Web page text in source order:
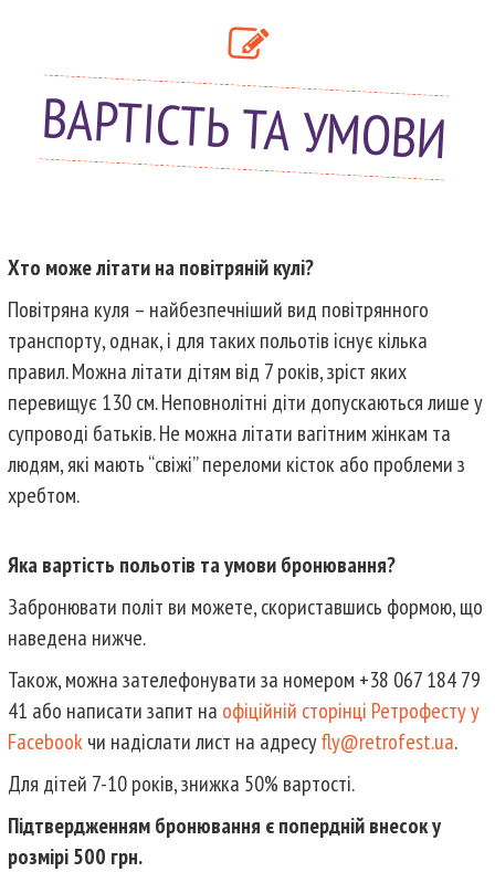
ВАРТІСТЬ ТА УМОВИ
Хто може літати на повітряній кулі?
Повітряна куля – найбезпечніший вид повітрянного
транспорту, однак, і для таких польотів існує кілька
правил. Можна літати дітям від 7 років, зріст яких
перевищує 130 см. Неповнолітні діти допускаються лише у
супроводі батьків. Не можна літати вагітним жінкам та
людям, які мають “свіжі” переломи кісток або проблеми з
хребтом.
Яка вартість польотів та умови бронювання?
Забронювати політ ви можете, скориставшись формою, що
наведена нижче.
Також, можна зателефонувати за номером +38 067 184 79
41 або написати запит на офіційній сторінці Ретрофесту у
Facebookчи надіслати лист на адресуfly@retrofest.ua.
Для дітей 7-10 років, знижка 50% вартості.
Підтвердженням бронювання є попердній внесок у
розмірі 500 грн.